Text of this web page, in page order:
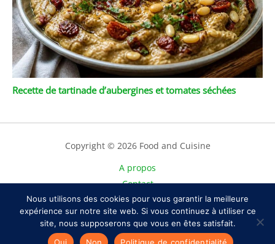
Recette de tartinade d’aubergines et tomates séchées
Copyright © 2026 Food and Cuisine
A propos
Contact
Plan du site
Mentions légales
Politique de confidentialité
Nous utilisons des cookies pour vous garantir la meilleure
expérience sur notre site web. Si vous continuez à utiliser ce
site, nous supposerons que vous en êtes satisfait.
Oui
Non Politique de confidentialité